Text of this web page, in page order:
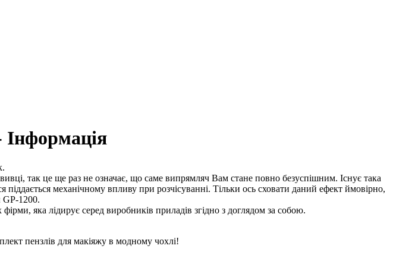
так це ще раз не означає, що саме випрямляч Вам стане повно безуспішним. Існує така
механічному впливу при розчісуванні. Тільки ось сховати даний ефект ймовірно,
1200.
яка лідирує серед виробників приладів згідно з доглядом за собою.
пензлів для макіяжу в модному чохлі!